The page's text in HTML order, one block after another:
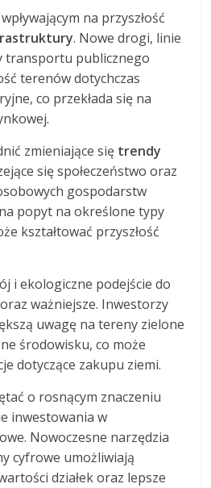
na przyszłość
. Nowe drogi, linie
transportu publicznego
terenów dotychczas
co przekłada się na
zmieniające się trendy
się społeczeństwo oraz
gospodarstw
popyt na określone typy
kształtować przyszłość
i ekologiczne podejście do
ważniejsze. Inwestorzy
uwagę na tereny zielone
środowisku, co może
dotyczące zakupu ziemi.
o rosnącym znaczeniu
inwestowania w
Nowoczesne narzędzia
cyfrowe umożliwiają
działek oraz lepsze